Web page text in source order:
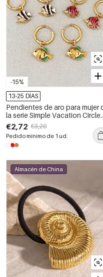
-15%
13-25 DÍAS
Pendientes de aro para mujer
la serie Simple Vacation Circle
Fish, de acero inoxidable,
resistentes al agua y color
dorado.
€2,72 €3,20
Pedido mínimo de 1 ud.
Almacén de China